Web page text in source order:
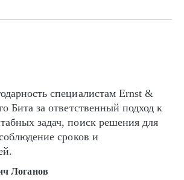
специалистам Ernst &
Бита за ответственный подход к
задач, поиск решения для
сроков и
Логанов